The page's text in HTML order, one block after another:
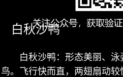
白秋沙鸭
白秋沙鸭：形态美丽、
鸟。飞行快而直，两翅扇动